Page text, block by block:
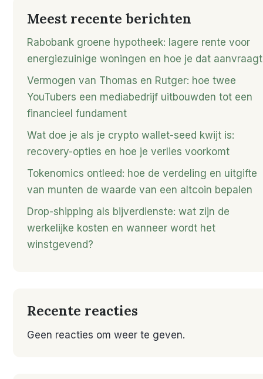
Meest recente berichten
Rabobank groene hypotheek: lagere rente voor
energiezuinige woningen en hoe je dat aanvraagt
Vermogen van Thomas en Rutger: hoe twee
YouTubers een mediabedrijf uitbouwden tot een
financieel fundament
Wat doe je als je crypto wallet-seed kwijt is:
recovery-opties en hoe je verlies voorkomt
Tokenomics ontleed: hoe de verdeling en uitgifte
van munten de waarde van een altcoin bepalen
Drop-shipping als bijverdienste: wat zijn de
werkelijke kosten en wanneer wordt het
winstgevend?
Recente reacties
Geen reacties om weer te geven.